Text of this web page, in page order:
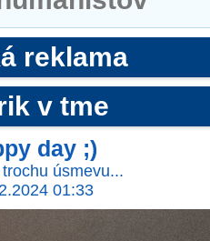
reklama
v tme
day ;)
úsmevu...
01:33